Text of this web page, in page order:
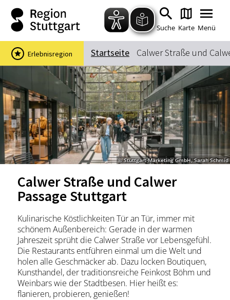
Zum Hauptinhalt springen
Zur Suche springen
Zur Hauptnavigation
Zum Footer springen
Suche Karte Menü
Suchbegriff
Das könnte Sie interessieren
Stadtführungen
Events & Tickets
Ausflugsziele
Erlebnisse
Wein
Radfahren
Wandern
Startseite Calwer Straße und
Erlebnisregion
© Stuttgart-Marketing GmbH, Sarah Schmid
Calwer Straße und Calwer
Passage Stuttgart
Kulinarische Köstlichkeiten Tür an Tür, immer mit
schönem Außenbereich: Gerade in der warmen
Jahreszeit sprüht die Calwer Straße vor Lebensgefühl.
Die Restaurants entführen einmal um die Welt und
holen alle Geschmäcker ab. Dazu locken Boutiquen,
Kunsthandel, der traditionsreiche Feinkost Böhm und
Weinbars wie der Stadtbesen. Hier heißt es:
flanieren, probieren, genießen!